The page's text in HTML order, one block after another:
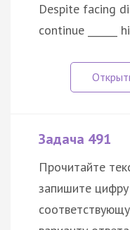
Despite facing
continue ______
Задача 491
Прочитайте
запишите